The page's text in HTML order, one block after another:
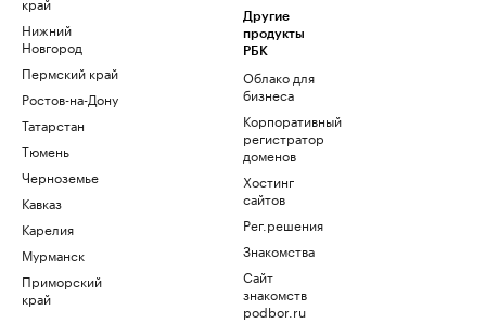
Нижний
Новгород
Пермский край
Ростов-на-Дону
Татарстан
Тюмень
Черноземье
Кавказ
Карелия
Мурманск
Приморский
край
Другие
продукты
РБК
Облако для
бизнеса
Корпоративный
регистратор
доменов
Хостинг
сайтов
Рег.решения
Знакомства
Сайт
знакомств
podbor.ru